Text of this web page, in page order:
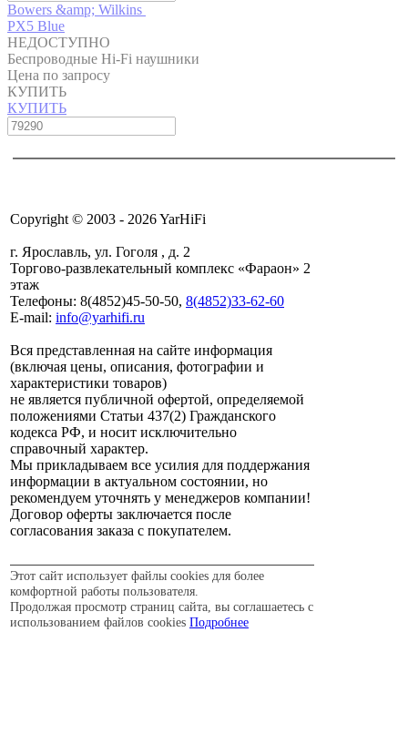
Bowers &amp; Wilkins
PX5 Blue
НЕДОСТУПНО
Беспроводные Hi-Fi наушники
Цена по запросу
КУПИТЬ
КУПИТЬ
Copyright © 2003 - 2026 YarHiFi
г. Ярославль, ул. Гоголя , д. 2
Торгово-развлекательный комплекс «Фараон» 2
этаж
Телефоны: 8(4852)45-50-50, 8(4852)33-62-60
E-mail: info@yarhifi.ru
Вся представленная на сайте информация
(включая цены, описания, фотографии и
характеристики товаров)
не является публичной офертой, определяемой
положениями Статьи 437(2) Гражданского
кодекса РФ, и носит исключительно
справочный характер.
Мы прикладываем все усилия для поддержания
информации в актуальном состоянии, но
рекомендуем уточнять у менеджеров компании!
Договор оферты заключается после
согласования заказа с покупателем.
Этот сайт использует файлы cookies для более
комфортной работы пользователя.
Продолжая просмотр страниц сайта, вы соглашаетесь с
использованием файлов cookies Подробнее